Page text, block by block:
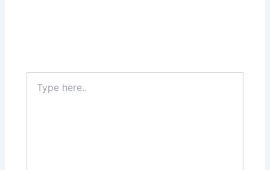
here..